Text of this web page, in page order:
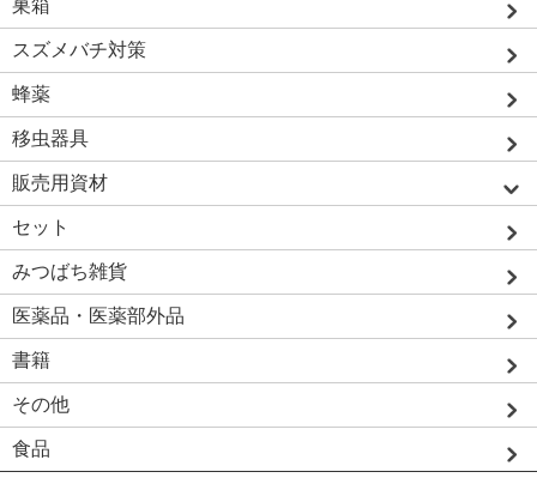
巣箱
スズメバチ対策
蜂薬
移虫器具
販売用資材
セット
みつばち雑貨
医薬品・医薬部外品
書籍
その他
食品